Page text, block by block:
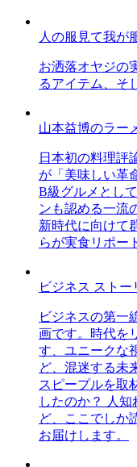
人の服見て我が
お洒落オヤジの
るアイテム、そ
山本益博のラー
日本初の料理評
が「美味しい革
B級グルメとし
ンも認める一流
新時代に向けて
らが実食リポー
ビジネス ストー
ビジネスの第一
画です。時代を
す、ユニークな
ど、混迷する未
スピープルを取
したのか？ 人
ど、ここでしか
お届けします。